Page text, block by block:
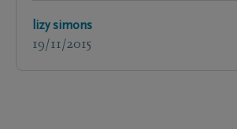
lizy simons
19/11/2015